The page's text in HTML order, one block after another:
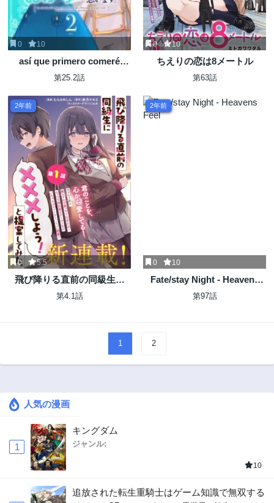
0 10
así que primero comeré
papilla 強制的に悪役令嬢にさ
食べようと思います。
第25.2話
0 10
ちえりの恋は8メートル
第63話
2年前
0 5.5
飛び降りる直前の同級生に
『セックスしよう！』と提案
第4.1話
2年前
0 10
Fate/stay Night - Heavens
Feel
第97話
1 2
人気の漫画
1
キングダム
ジャンル:
10
追放された転生重騎士はゲーム知識で無双する